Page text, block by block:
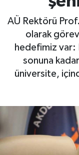
AÜ Rektörü
olarak
hedefimiz var:
sonuna
üniversite,
Ekonomi
Gizlilik
Güncel
Politika
Spor